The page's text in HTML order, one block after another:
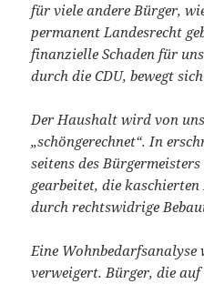
für viele andere Bürger,
permanent Landesrecht
finanzielle Schaden für
durch die CDU, bewegt
Der Haushalt wird von
„schöngerechnet“. In
seitens des
gearbeitet, die
durch rechtswidrige
Eine
verweigert. Bürger, die